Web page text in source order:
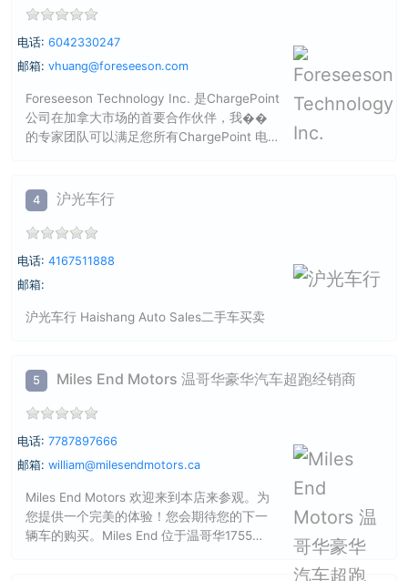
电话: 6042330247
邮箱: vhuang@foreseeson.com
Foreseeson Technology Inc. 是ChargePoint
公司在加拿大市场的首要合作伙伴，我��
的专家团队可以满足您所有ChargePoint 电
4 沪光车行
电话: 4167511888
邮箱:
沪光车行 Haishang Auto Sales二手车买卖
5 Miles End Motors 温哥华豪华汽车超跑经销商
电话: 7787897666
邮箱: william@milesendmotors.ca
Miles End Motors 欢迎来到本店来参观。为
您提供一个完美的体验！您会期待您的下一
辆车的购买。Miles End 位于温哥华1755